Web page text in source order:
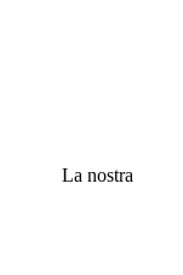
La nostra